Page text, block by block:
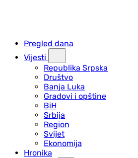
Pregled dana
Vijesti
Republika Srpska
Društvo
Banja Luka
Gradovi i opštine
BiH
Srbija
Region
Svijet
Ekonomija
Hronika